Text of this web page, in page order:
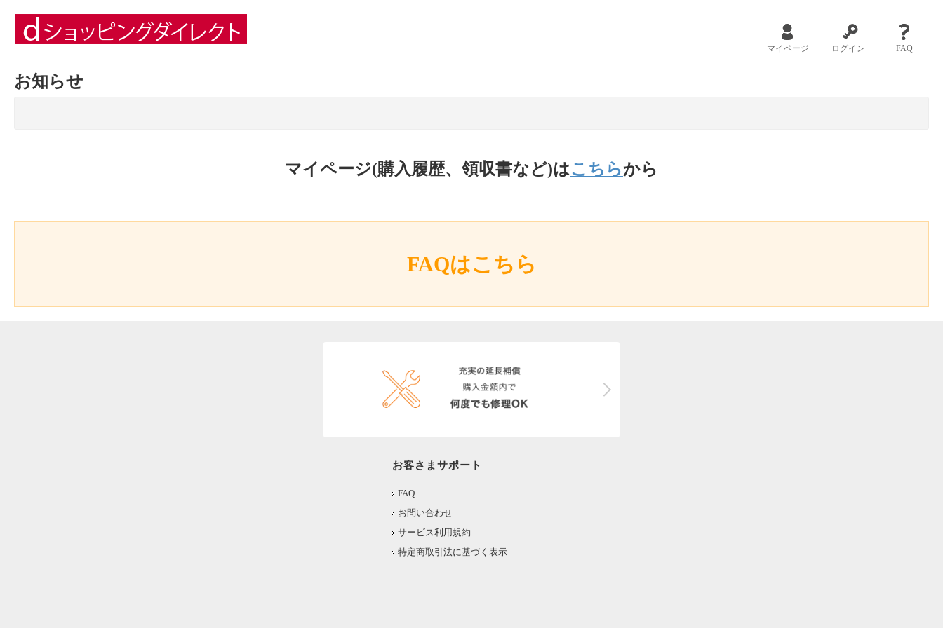
マイページ ログイン FAQ
お知らせ
マイページ(購入履歴、領収書など)はこちらから
FAQはこちら
お客さまサポート
FAQ
お問い合わせ
サービス利用規約
特定商取引法に基づく表示